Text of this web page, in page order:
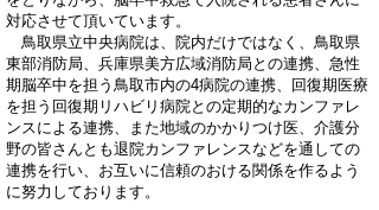
対応させて頂いています。
鳥取県立中央病院は、院内だけではなく、鳥取県
東部消防局、兵庫県美方広域消防局との連携、急性
期脳卒中を担う鳥取市内の4病院の連携、回復期医療
を担う回復期リハビリ病院との定期的なカンファレ
ンスによる連携、また地域のかかりつけ医、介護分
野の皆さんとも退院カンファレンスなどを通しての
連携を行い、お互いに信頼のおける関係を作るよう
に努力しております。